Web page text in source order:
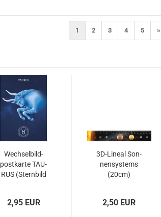
1 2 3 4 5 »
Wech­sel­bild­
post­kar­te TAU­
RUS (Stern­bild
2,95 EUR
3D-​Li­ne­al Son­
nen­sys­tems
(20cm)
2,50 EUR